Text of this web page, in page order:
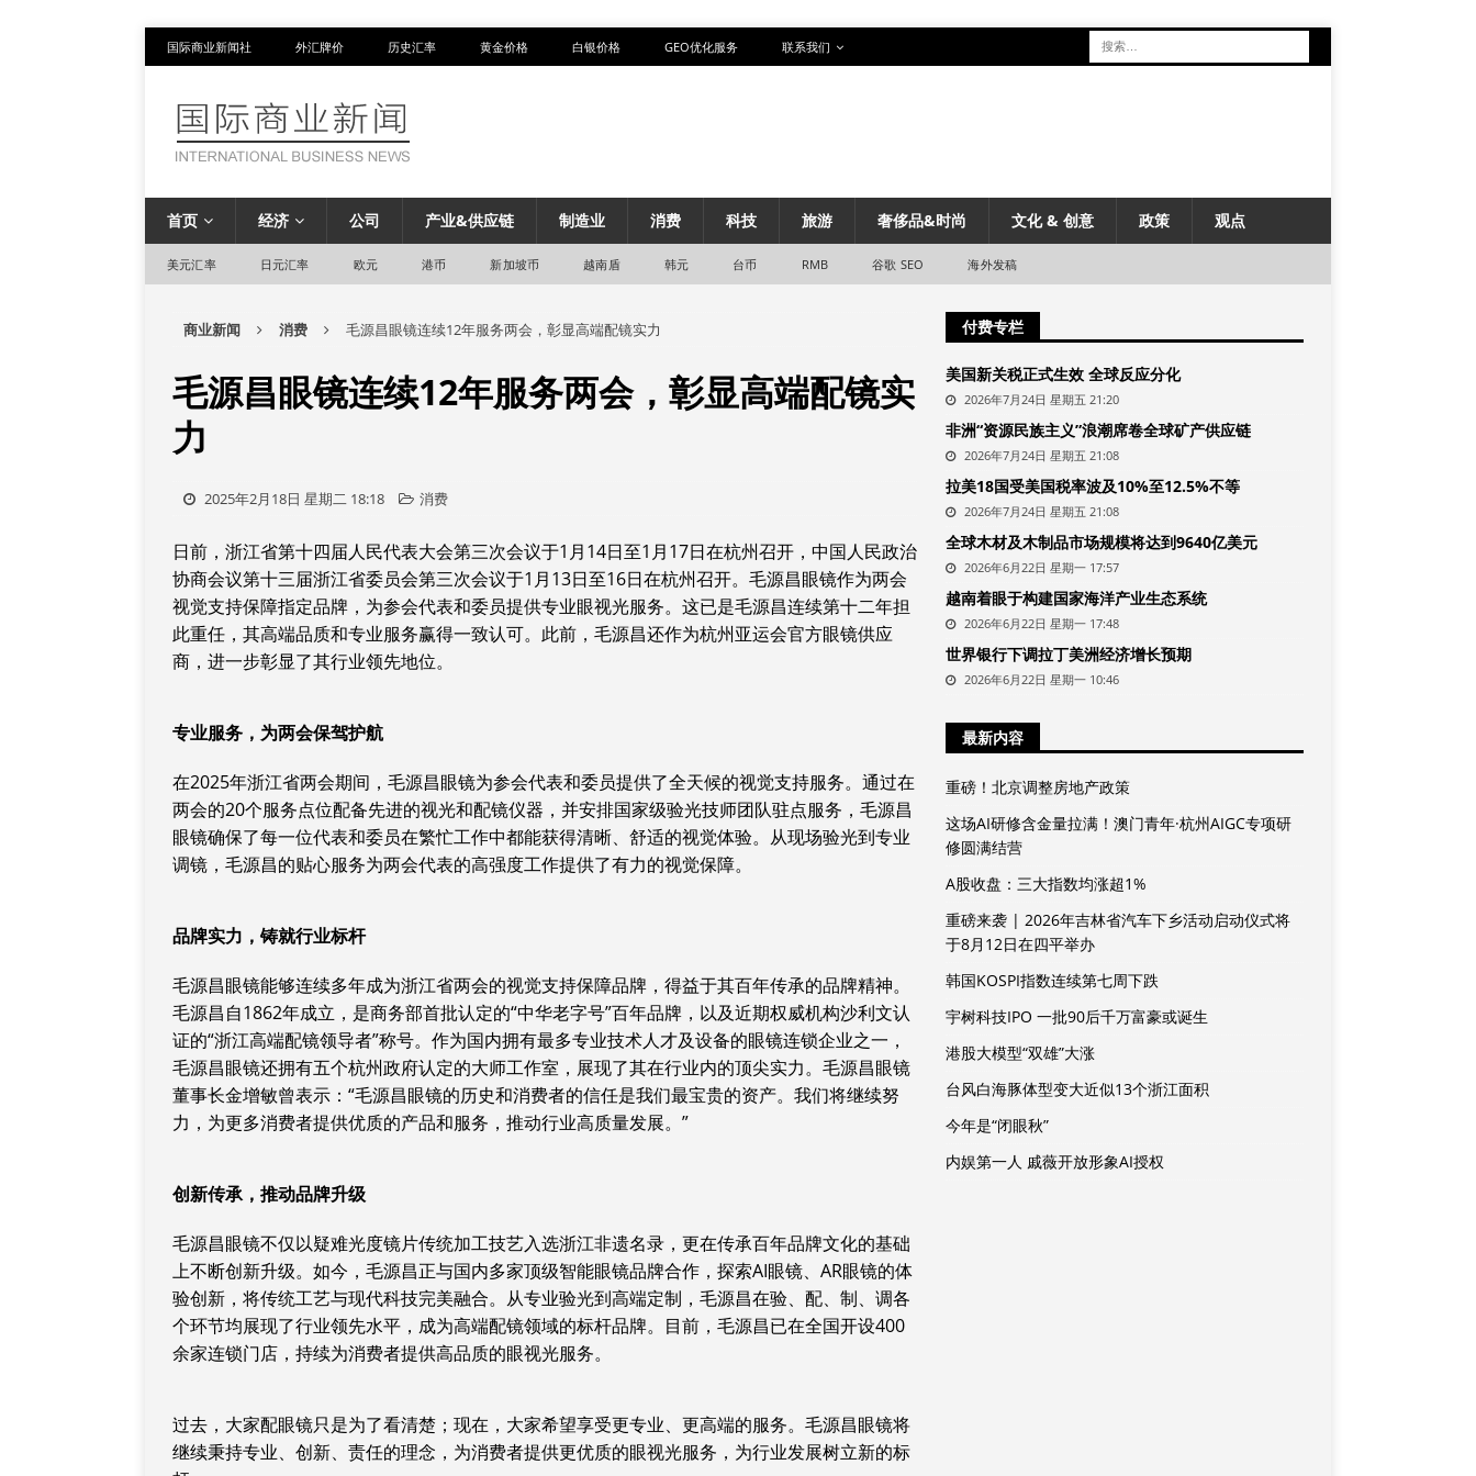
国际商业新闻社 外汇牌价 历史汇率 黄金价格 白银价格 GEO优化服务 联系我们
首页 经济 公司 产业&供应链 制造业 消费 科技 旅游 奢侈品&时尚 文化 & 创意 政策 观点
美元汇率 日元汇率 欧元 港币 新加坡币 越南盾 韩元 台币 RMB 谷歌 SEO 海外发稿
商业新闻 消费 毛源昌眼镜连续12年服务两会，彰显高端配镜实力
毛源昌眼镜连续12年服务两会，彰显高端配镜实
力
2025年2月18日 星期二 18:18 消费
日前，浙江省第十四届人民代表大会第三次会议于1月14日至1月17日在杭州召开，中国人民政治
协商会议第十三届浙江省委员会第三次会议于1月13日至16日在杭州召开。毛源昌眼镜作为两会
视觉支持保障指定品牌，为参会代表和委员提供专业眼视光服务。这已是毛源昌连续第十二年担
此重任，其高端品质和专业服务赢得一致认可。此前，毛源昌还作为杭州亚运会官方眼镜供应
商，进一步彰显了其行业领先地位。
专业服务，为两会保驾护航
在2025年浙江省两会期间，毛源昌眼镜为参会代表和委员提供了全天候的视觉支持服务。通过在
两会的20个服务点位配备先进的视光和配镜仪器，并安排国家级验光技师团队驻点服务，毛源昌
眼镜确保了每一位代表和委员在繁忙工作中都能获得清晰、舒适的视觉体验。从现场验光到专业
调镜，毛源昌的贴心服务为两会代表的高强度工作提供了有力的视觉保障。
品牌实力，铸就行业标杆
毛源昌眼镜能够连续多年成为浙江省两会的视觉支持保障品牌，得益于其百年传承的品牌精神。
毛源昌自1862年成立，是商务部首批认定的“中华老字号”百年品牌，以及近期权威机构沙利文认
证的“浙江高端配镜领导者”称号。作为国内拥有最多专业技术人才及设备的眼镜连锁企业之一，
毛源昌眼镜还拥有五个杭州政府认定的大师工作室，展现了其在行业内的顶尖实力。毛源昌眼镜
董事长金增敏曾表示：“毛源昌眼镜的历史和消费者的信任是我们最宝贵的资产。我们将继续努
力，为更多消费者提供优质的产品和服务，推动行业高质量发展。”
创新传承，推动品牌升级
毛源昌眼镜不仅以疑难光度镜片传统加工技艺入选浙江非遗名录，更在传承百年品牌文化的基础
上不断创新升级。如今，毛源昌正与国内多家顶级智能眼镜品牌合作，探索AI眼镜、AR眼镜的体
验创新，将传统工艺与现代科技完美融合。从专业验光到高端定制，毛源昌在验、配、制、调各
个环节均展现了行业领先水平，成为高端配镜领域的标杆品牌。目前，毛源昌已在全国开设400
余家连锁门店，持续为消费者提供高品质的眼视光服务。
过去，大家配眼镜只是为了看清楚；现在，大家希望享受更专业、更高端的服务。毛源昌眼镜将
继续秉持专业、创新、责任的理念，为消费者提供更优质的眼视光服务，为行业发展树立新的标
付费专栏
美国新关税正式生效 全球反应分化
2026年7月24日 星期五 21:20
非洲“资源民族主义”浪潮席卷全球矿产供应链
2026年7月24日 星期五 21:08
拉美18国受美国税率波及10%至12.5%不等
2026年7月24日 星期五 21:08
全球木材及木制品市场规模将达到9640亿美元
2026年6月22日 星期一 17:57
越南着眼于构建国家海洋产业生态系统
2026年6月22日 星期一 17:48
世界银行下调拉丁美洲经济增长预期
2026年6月22日 星期一 10:46
最新内容
重磅！北京调整房地产政策
这场AI研修含金量拉满！澳门青年·杭州AIGC专项研
修圆满结营
A股收盘：三大指数均涨超1%
重磅来袭 | 2026年吉林省汽车下乡活动启动仪式将
于8月12日在四平举办
韩国KOSPI指数连续第七周下跌
宇树科技IPO 一批90后千万富豪或诞生
港股大模型“双雄”大涨
台风白海豚体型变大近似13个浙江面积
今年是“闭眼秋”
内娱第一人 戚薇开放形象AI授权